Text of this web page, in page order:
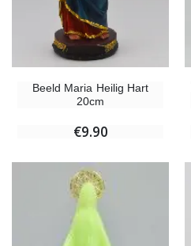
Beeld Maria Heilig Hart
20cm
€9.90